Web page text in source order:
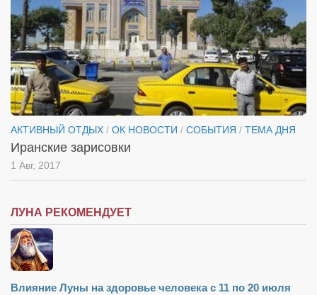
АКТИВНЫЙ ОТДЫХ / ОК НОВОСТИ / СОБЫТИЯ / ТЕМА ДНЯ
Иранские зарисовки
1 Авг, 2017
ЛУНА РЕКОМЕНДУЕТ
Влияние Луны на здоровье человека с 11 по 20 июля